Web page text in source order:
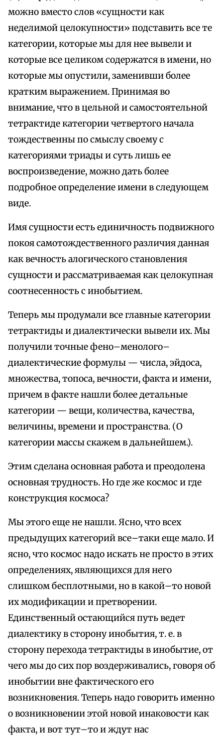
можно вместо слов «сущности как
неделимой целокупности» подставить все те
категории, которые мы для нее вывели и
которые все целиком содержатся в имени, но
которые мы опустили, заменивши более
кратким выражением. Принимая во
внимание, что в цельной и самостоятельной
тетрактиде категории четвертого начала
тождественны по смыслу своему с
категориями триады и суть лишь ее
воспроизведение, можно дать более
подробное определение имени в следующем
виде.
Имя сущности есть единичность подвижного
покоя самотождественного различия данная
как вечность алогического становления
сущности и рассматриваемая как целокупная
соотнесенность с инобытием.
Теперь мы продумали все главные категории
тетрактиды и диалектически вывели их. Мы
получили точные фено–менолого–
диалектические формулы — числа, эйдоса,
множества, топоса, вечности, факта и имени,
причем в факте нашли более детальные
категории — вещи, количества, качества,
величины, времени и пространства. (О
категории массы скажем в дальнейшем.).
Этим сделана основная работа и преодолена
основная трудность. Но где же космос и где
конструкция космоса?
Мы этого еще не нашли. Ясно, что всех
предыдущих категорий все–таки еще мало. И
ясно, что космос надо искать не просто в этих
определениях, являющихся для него
слишком бесплотными, но в какой–то новой
их модификации и претворении.
Единственный остающийся путь ведет
диалектику в сторону инобытия, т. е. в
сторону перехода тетрактиды в инобытие, от
чего мы до сих пор воздерживались, говоря об
инобытии вне фактического его
возникновения. Теперь надо говорить именно
о возникновении этой новой инаковости как
факта, и вот тут–то и ждут нас